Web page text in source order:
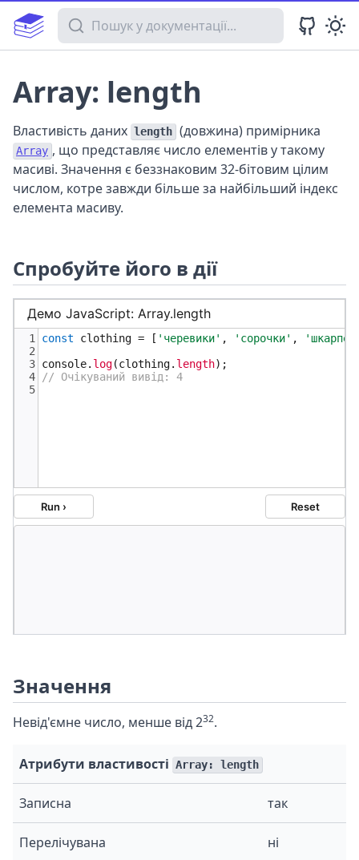
Пошук у документації
Array: length
Властивість даних length (довжина) примірника
Array , що представляє число елементів у такому
масиві. Значення є беззнаковим 32-бітовим цілим
числом, котре завжди більше за найбільший індекс
елемента масиву.
Спробуйте його в дії
Значення
Невід'ємне число, менше від 232.
Атрибути властивості Array: length
Записна так
Перелічувана ні